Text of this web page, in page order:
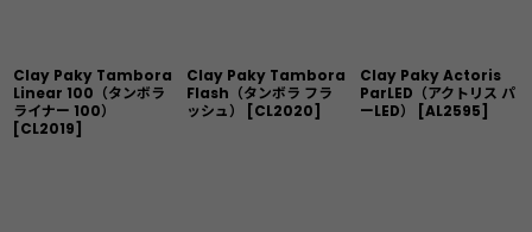
Clay Paky Tambora
Linear 100（タンボラ
ライナー 100）
[CL2019]
Clay Paky Tambora
Flash（タンボラ フラ
ッシュ）
[CL2020]
Clay Paky Actoris
ParLED（アクトリス パ
ーLED）
[AL2595]